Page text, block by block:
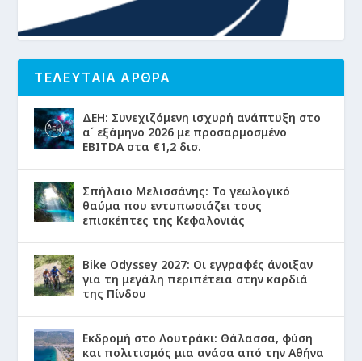
ΤΕΛΕΥΤΑΙΑ ΑΡΘΡΑ
ΔΕΗ: Συνεχιζόμενη ισχυρή ανάπτυξη στο
α΄ εξάμηνο 2026 με προσαρμοσμένο
EBITDA στα €1,2 δισ.
Σπήλαιο Μελισσάνης: Το γεωλογικό
θαύμα που εντυπωσιάζει τους
επισκέπτες της Κεφαλονιάς
Bike Odyssey 2027: Οι εγγραφές άνοιξαν
για τη μεγάλη περιπέτεια στην καρδιά
της Πίνδου
Εκδρομή στο Λουτράκι: Θάλασσα, φύση
και πολιτισμός μια ανάσα από την Αθήνα